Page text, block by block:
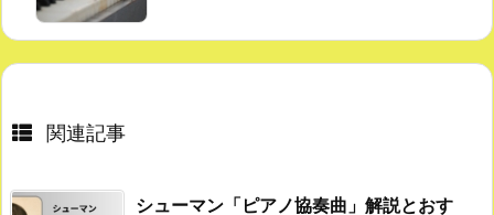
関連記事
シューマン「ピアノ協奏曲」解説とおす